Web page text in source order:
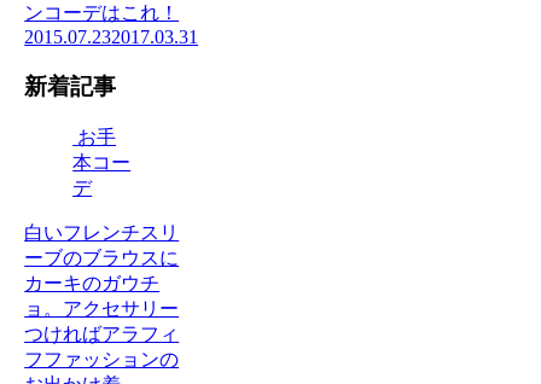
ンコーデはこれ！
2015.07.232017.03.31
新着記事
お手
本コー
デ
白いフレンチスリ
ーブのブラウスに
カーキのガウチ
ョ。アクセサリー
つければアラフィ
フファッションの